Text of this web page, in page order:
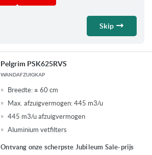
Skip
Pelgrim PSK625RVS
WANDAFZUIGKAP
Breedte: ± 60 cm
Max. afzuigvermogen: 445 m3/u
445 m3/u afzuigvermogen
Aluminium vetfilters
Ontvang onze scherpste Jubileum Sale-prijs